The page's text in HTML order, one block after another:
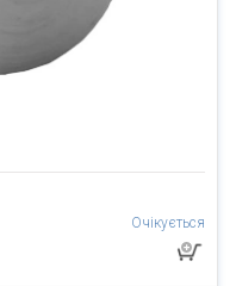
Очікується